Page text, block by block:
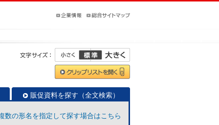
販促資料を探す（全文検索）
数の形名を指定して探す場合はこちら